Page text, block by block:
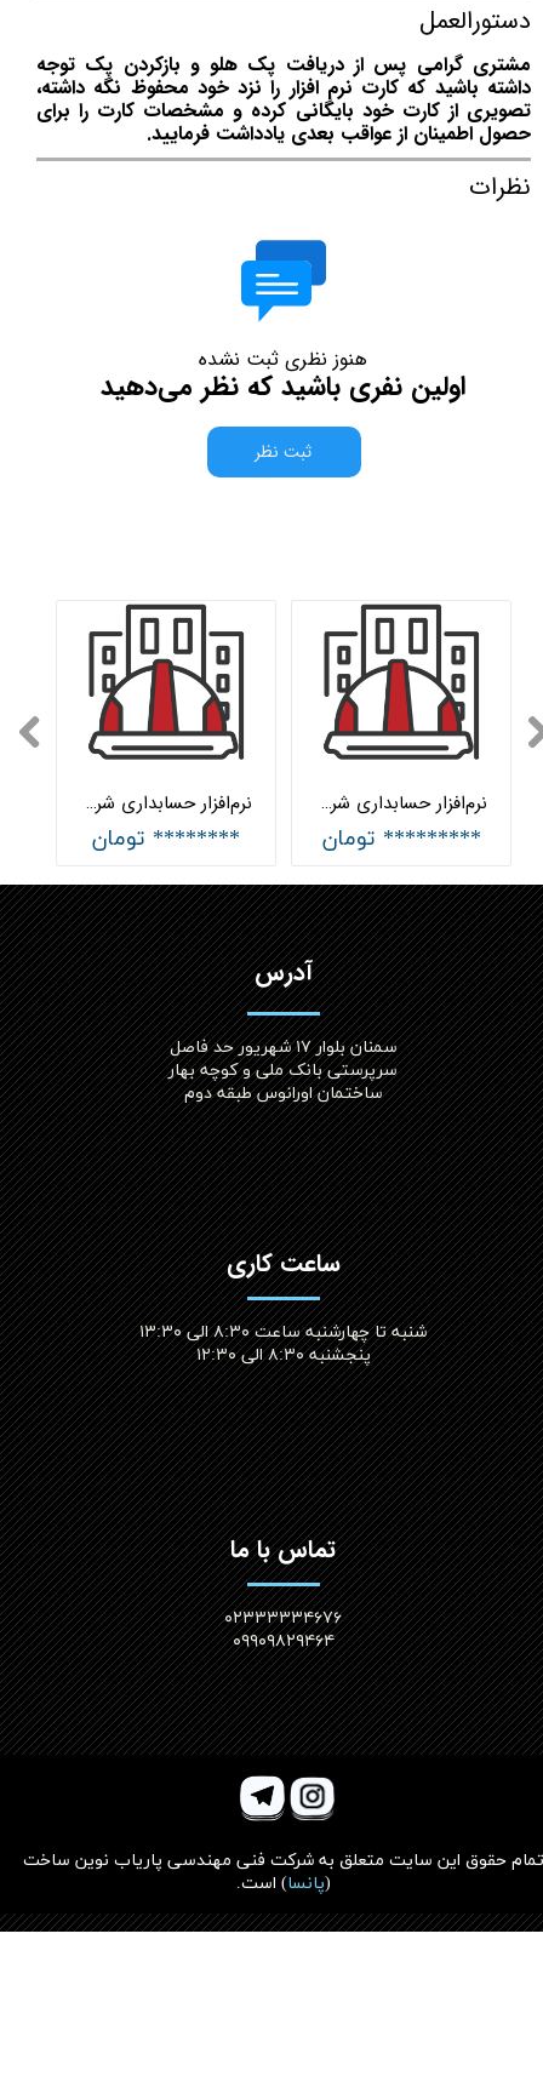
دستورالعمل
مشتری گرامی پس از دریافت پک هلو و بازکردن پک توجه
داشته باشید که کارت نرم افزار را نزد خود محفوظ نگه داشته،
تصویری از کارت خود بایگانی کرده و مشخصات کارت را برای
حصول اطمینان از عواقب بعدی یادداشت فرمایید.
نظرات
هنوز نظری ثبت نشده
اولین نفری باشید که نظر می‌دهید
ثبت نظر
نرم‌افزار حسابداری شرکت‌های پیمانکاری ساده هلو APEX
******** تومان
نرم‌افزار حسابداری شرکت‌های پیمانکاری پیشرفته هلو APEX
********* تومان
آدرس
سمنان بلوار ۱۷ شهریور حد فاصل
سرپرستی بانک ملی و کوچه بهار
ساختمان اورانوس طبقه دوم
ساعت کاری
شنبه تا چهارشنبه ساعت ۸:۳۰ الی ۱۳:۳۰
پنجشنبه ۸:۳۰ الی ۱۲:۳۰​​​​​​​
تماس با ما
۰۲۳۳۳۳۳۴۶۷۶
۰۹۹۰۹۸۲۹۴۶۴
تمام حقوق این سایت متعلق به شرکت فنی مهندسی پاریاب نوین ساخت
(پانسا) است.